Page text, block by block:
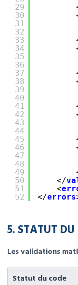
29
30
31
32
33
34
35
36
37
38
39
40
41
42
43
44
45
46
47
48
49
50
51
52
</
<
</errors
5. STATUT
Les validations
Statut du code